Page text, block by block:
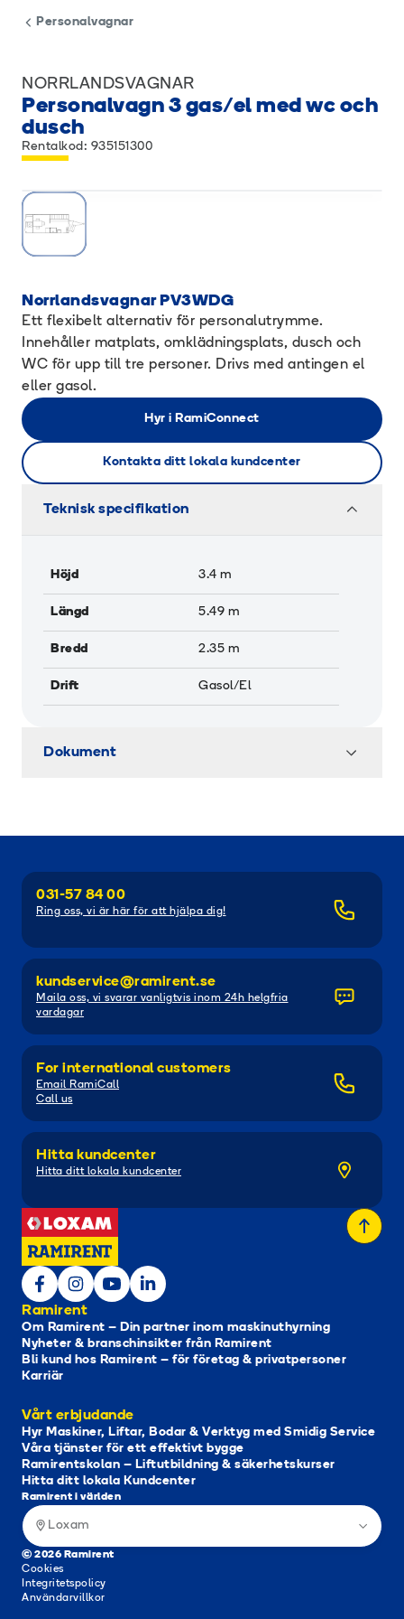
Personalvagnar
NORRLANDSVAGNAR
Personalvagn 3 gas/el med wc och
dusch
Rentalkod: 935151300
Norrlandsvagnar PV3WDG
Ett flexibelt alternativ för personalutrymme.
Innehåller matplats, omklädningsplats, dusch och
WC för upp till tre personer. Drivs med antingen el
eller gasol.
Hyr i RamiConnect
Kontakta ditt lokala kundcenter
Teknisk specifikation
Höjd 3.4 m
Längd 5.49 m
Bredd 2.35 m
Drift Gasol/El
Dokument
031-57 84 00
Ring oss, vi är här för att hjälpa dig!
kundservice@ramirent.se
Maila oss, vi svarar vanligtvis inom 24h helgfria
vardagar
For international customers
Email RamiCall
Call us
Hitta kundcenter
Hitta ditt lokala kundcenter
Ramirent
Om Ramirent – Din partner inom maskinuthyrning
Nyheter & branschinsikter från Ramirent
Bli kund hos Ramirent – för företag & privatpersoner
Karriär
Vårt erbjudande
Hyr Maskiner, Liftar, Bodar & Verktyg med Smidig Service
Våra tjänster för ett effektivt bygge
Ramirentskolan – Liftutbildning & säkerhetskurser
Hitta ditt lokala Kundcenter
© 2026 Ramirent
Cookies
Integritetspolicy
Användarvillkor
Ramirent i världen
Loxam